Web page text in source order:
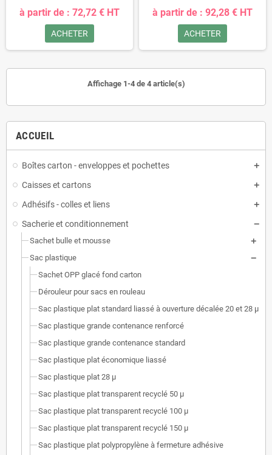
ACCUEIL
Boîtes carton - enveloppes et pochettes
Caisses et cartons
Adhésifs - colles et liens
Sacherie et conditionnement
Sachet bulle et mousse
Sac plastique
Sachet OPP glacé fond carton
Dérouleur pour sacs en rouleau
Sac plastique plat standard liassé à ouverture décalée 20 et 28 µ
Sac plastique grande contenance renforcé
Sac plastique grande contenance standard
Sac plastique plat économique liassé
Sac plastique plat 28 µ
Sac plastique plat transparent recyclé 50 µ
Sac plastique plat transparent recyclé 100 µ
Sac plastique plat transparent recyclé 150 µ
Sac plastique plat polypropylène à fermeture adhésive
à partir de : 72,72 € HT
ACHETER
à partir de : 92,28 € HT
ACHETER
Affichage 1-4 de 4 article(s)